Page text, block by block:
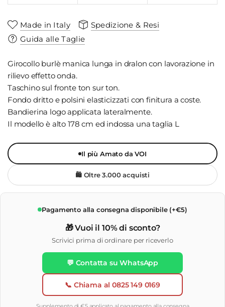
Made in Italy
Spedizione & Resi
Guida alle Taglie
Girocollo burlè manica lunga in dralon con lavorazione in
rilievo effetto onda.
Taschino sul fronte ton sur ton.
Fondo dritto e polsini elasticizzati con finitura a coste.
Bandierina logo applicata lateralmente.
Il modello è alto 178 cm ed indossa una taglia L
Il più Amato da VOI
🛍️ Oltre 3.000 acquisti
Pagamento alla consegna disponibile (+€5)
🎁 Vuoi il 10% di sconto?
Scrivici prima di ordinare per riceverlo
💬 Contatta su WhatsApp
📞 Chiama al 0825 149 0169